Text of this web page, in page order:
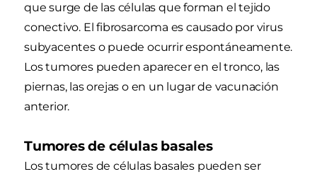
que surge de las células que forman el tejido
conectivo. El fibrosarcoma es causado por virus
subyacentes o puede ocurrir espontáneamente.
Los tumores pueden aparecer en el tronco, las
piernas, las orejas o en un lugar de vacunación
anterior.
Tumores de células basales
Los tumores de células basales pueden ser